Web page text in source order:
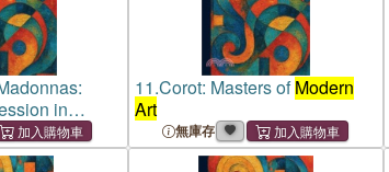
in
11.Corot: Masters ofModern
Art
無庫存